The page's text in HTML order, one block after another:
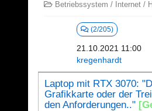
Betriebssystem / Internet /
(2/205)
21.10.2021 11:00
kregenhardt
Laptop mit RTX 3070:
Grafikkarte oder der
den Anforderungen.."